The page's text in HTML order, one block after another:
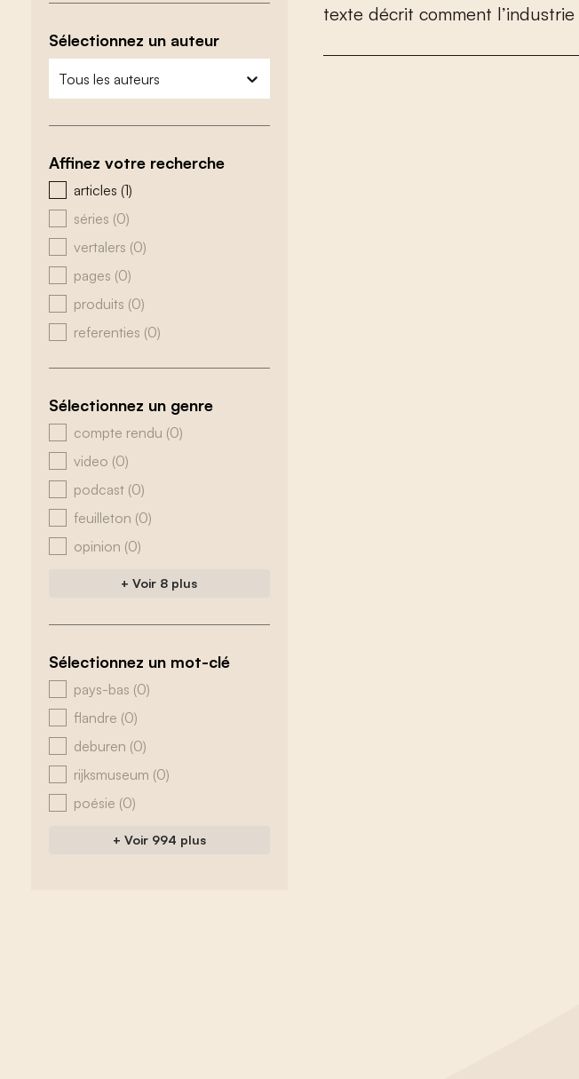
Sélectionnez un auteur
zoeken - auteurs
sélectionnez le contenu
Affinez votre recherche
zoeken - type
articles (1)
séries (0)
vertalers (0)
pages (0)
produits (0)
referenties (0)
Sélectionnez un genre
zoeken - genre
compte rendu (0)
video (0)
podcast (0)
feuilleton (0)
opinion (0)
+ Voir 8 plus
Sélectionnez un mot-clé
zoeken - tags
pays-bas (0)
flandre (0)
deburen (0)
rijksmuseum (0)
poésie (0)
+ Voir 994 plus
texte décrit comment l’industrie